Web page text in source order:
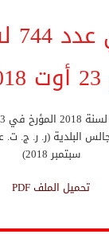
سبتمبر 2018)
تحميل الملف PDF